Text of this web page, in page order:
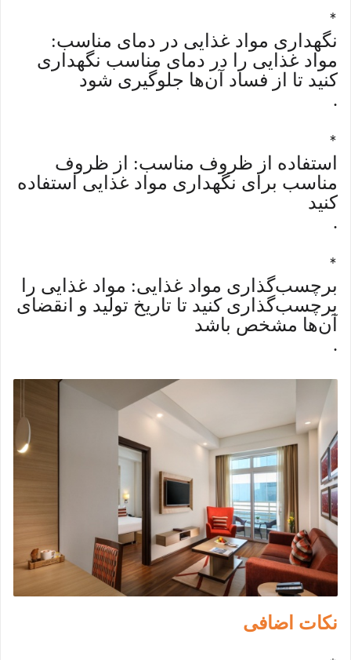
*
نگهداری مواد غذایی در دمای مناسب:
مواد غذایی را در دمای مناسب نگهداری
کنید تا از فساد آن‌ها جلوگیری شود
.
*
استفاده از ظروف مناسب: از ظروف
مناسب برای نگهداری مواد غذایی استفاده
کنید
.
*
برچسب‌گذاری مواد غذایی: مواد غذایی را
برچسب‌گذاری کنید تا تاریخ تولید و انقضای
آن‌ها مشخص باشد
.
نکات اضافی